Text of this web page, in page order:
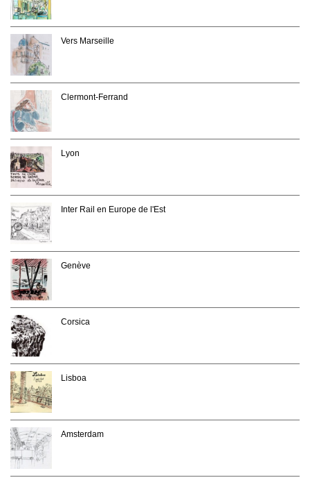
Vers Marseille
Clermont-Ferrand
Lyon
Inter Rail en Europe de l'Est
Genève
Corsica
Lisboa
Amsterdam